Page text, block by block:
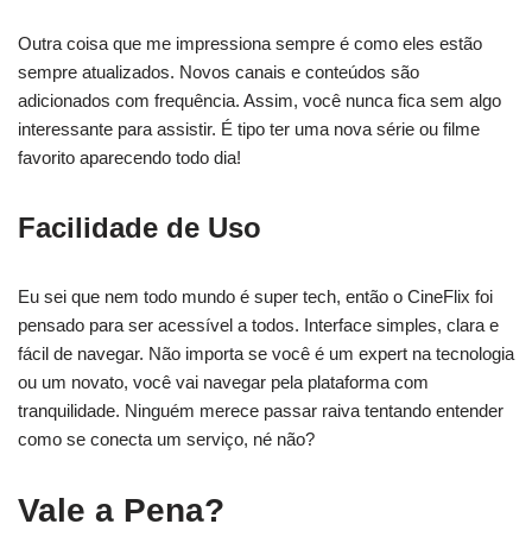
Outra coisa que me impressiona sempre é como eles estão
sempre atualizados. Novos canais e conteúdos são
adicionados com frequência. Assim, você nunca fica sem algo
interessante para assistir. É tipo ter uma nova série ou filme
favorito aparecendo todo dia!
Facilidade de Uso
Eu sei que nem todo mundo é super tech, então o CineFlix foi
pensado para ser acessível a todos. Interface simples, clara e
fácil de navegar. Não importa se você é um expert na tecnologia
ou um novato, você vai navegar pela plataforma com
tranquilidade. Ninguém merece passar raiva tentando entender
como se conecta um serviço, né não?
Vale a Pena?